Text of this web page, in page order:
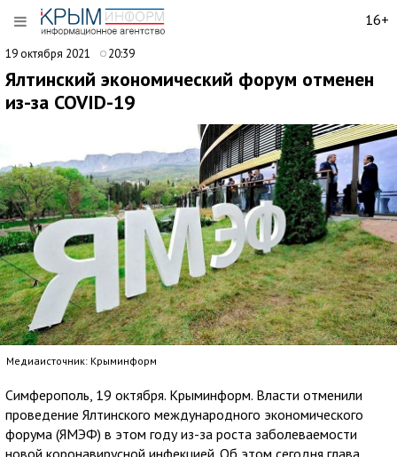
16+
19 октября 2021 20:39
Ялтинский экономический форум отменен
из-за COVID-19
Медиаисточник: Крыминформ
Симферополь, 19 октября. Крыминформ. Власти отменили
проведение Ялтинского международного экономического
форума (ЯМЭФ) в этом году из-за роста заболеваемости
новой коронавирусной инфекцией. Об этом сегодня глава